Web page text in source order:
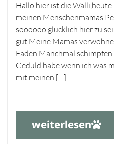
Hallo hier ist die Walli,heute
meinen Menschenmamas
soooooo glücklich hier zu
gut.Meine Mamas
Faden.Manchmal
Geduld habe wenn ich was
mit meinen […]
weiterlesen